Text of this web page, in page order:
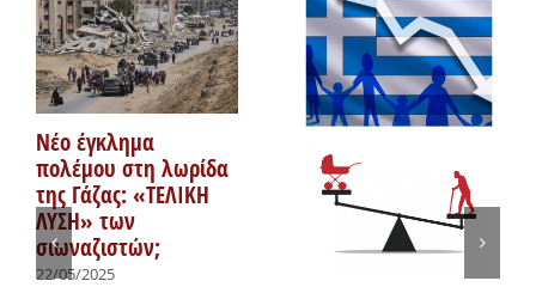
Νέο έγκλημα
πολέμου στη λωρίδα
της Γάζας: «ΤΕΛΙΚΗ
ΛΥΣΗ» των
σιωναζιστών;
22/05/2025